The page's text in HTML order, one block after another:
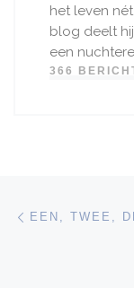
het leven
blog deelt
een
366
Bericht
EEN, TWEE,